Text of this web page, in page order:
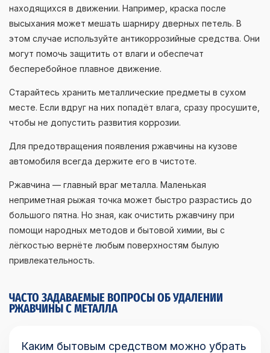
находящихся в движении. Например, краска после
высыхания может мешать шарниру дверных петель. В
этом случае используйте антикоррозийные средства. Они
могут помочь защитить от влаги и обеспечат
бесперебойное плавное движение.
Старайтесь хранить металлические предметы в сухом
месте. Если вдруг на них попадёт влага, сразу просушите,
чтобы не допустить развития коррозии.
Для предотвращения появления ржавчины на кузове
автомобиля всегда держите его в чистоте.
Ржавчина — главный враг металла. Маленькая
неприметная рыжая точка может быстро разрастись до
большого пятна. Но зная, как очистить ржавчину при
помощи народных методов и бытовой химии, вы с
лёгкостью вернёте любым поверхностям былую
привлекательность.
ЧАСТО ЗАДАВАЕМЫЕ ВОПРОСЫ ОБ УДАЛЕНИИ
РЖАВЧИНЫ С МЕТАЛЛА
Каким бытовым средством можно убрать